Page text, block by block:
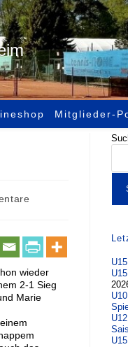
Mitglieder-
wieder
2-1 Sieg
Marie